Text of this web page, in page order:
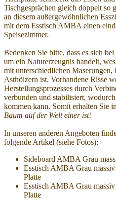
Tischgesprächen gleich doppelt so
an diesem außergewöhnlichen
mit dem Esstisch AMBA einen
Speisezimmer.
Bedenken Sie bitte, dass es sich
um ein Naturerzeugnis handelt,
mit unterschiedlichen Maserungen,
Asthölzern ist. Vorhandene Risse
Herstellungsprozesses durch
verbunden und stabilisiert,
kommen kann. Somit erhalten Sie
Baum auf der Welt einer ist!
In unseren anderen Angeboten
folgende Artikel (siehe Fotos):
Sideboard AMBA Grau
Esstisch AMBA Grau
Platte
Esstisch AMBA Grau
Platte